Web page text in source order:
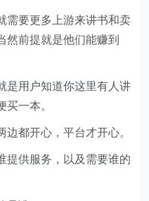
需要更多上游来讲书和卖
然前提就是他们能赚到
是用户知道你这里有人讲
一本。
都开心，平台才开心。
提供服务，以及需要谁的